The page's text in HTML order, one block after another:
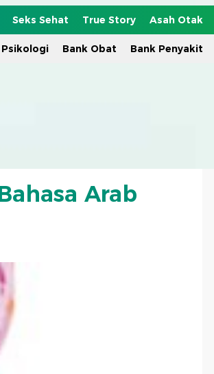
Seks Sehat True Story Asah Otak
Psikologi Bank Obat Bank Penyakit
Arab